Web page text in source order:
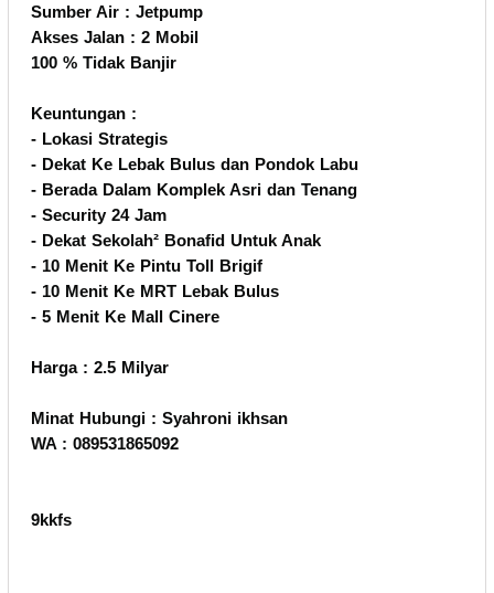
Sumber Air : Jetpump
Akses Jalan : 2 Mobil
100 % Tidak Banjir
Keuntungan :
- Lokasi Strategis
- Dekat Ke Lebak Bulus dan Pondok Labu
- Berada Dalam Komplek Asri dan Tenang
- Security 24 Jam
- Dekat Sekolah² Bonafid Untuk Anak
- 10 Menit Ke Pintu Toll Brigif
- 10 Menit Ke MRT Lebak Bulus
- 5 Menit Ke Mall Cinere
Harga : 2.5 Milyar
Minat Hubungi : Syahroni ikhsan
WA : 089531865092
9kkfs